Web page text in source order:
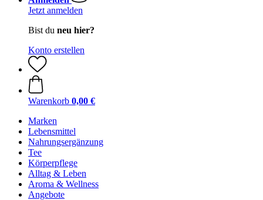
Jetzt anmelden
Bist du neu hier?
Konto erstellen
Warenkorb 0,00 €
Marken
Lebensmittel
Nahrungsergänzung
Tee
Körperpflege
Alltag & Leben
Aroma & Wellness
Angebote